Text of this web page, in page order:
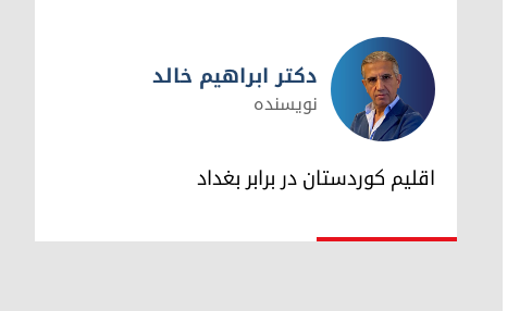
دکتر ابراهیم خالد
دکتر ابراهیم خالد
نویسنده
اقلیم کوردستان در برابر بغداد